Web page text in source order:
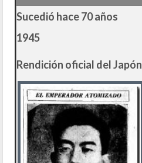
Sucedió hace 70 años
1945
Rendición oficial del Japón